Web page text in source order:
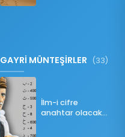
GAYRİ MÜNTEŞİRLER (33)
İlm-i cifre
anahtar olacak